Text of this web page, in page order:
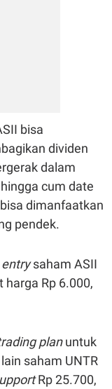
bisa
dividen
dalam
cum date
dimanfaatkan
pendek.
entrysaham ASII
harga Rp 6.000,
planuntuk
saham UNTR
Rp 25.700,